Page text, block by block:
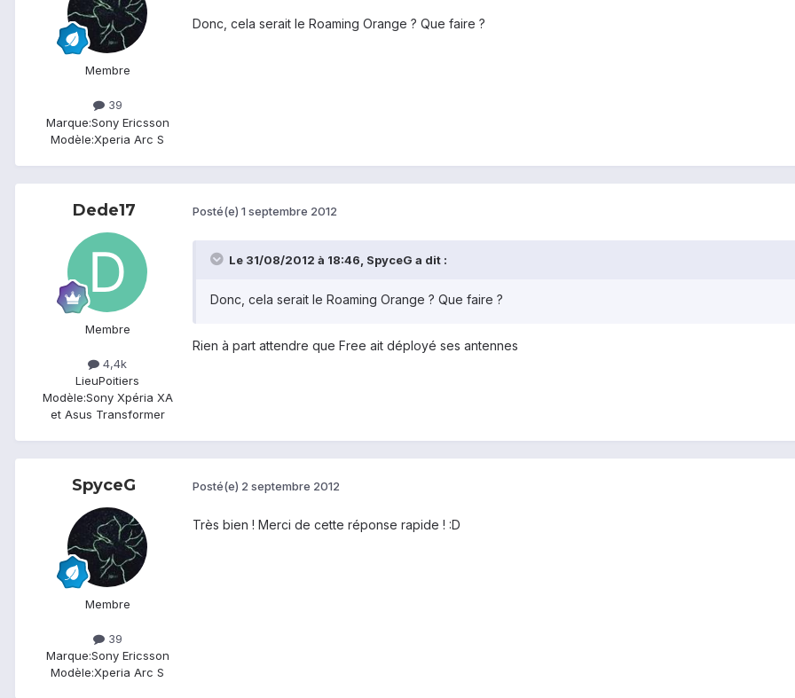
Membre
39
Marque:Sony Ericsson
Modèle:Xperia Arc S
Donc, cela serait le Roaming Orange ? Que faire ?
Dede17
Membre
4,4k
LieuPoitiers
Modèle:Sony Xpéria XA
et Asus Transformer
Posté(e) 1 septembre 2012
Le 31/08/2012 à 18:46, SpyceG a dit :
Donc, cela serait le Roaming Orange ? Que faire ?
Rien à part attendre que Free ait déployé ses antennes
SpyceG
Membre
39
Marque:Sony Ericsson
Modèle:Xperia Arc S
Posté(e) 2 septembre 2012
Très bien ! Merci de cette réponse rapide ! :D